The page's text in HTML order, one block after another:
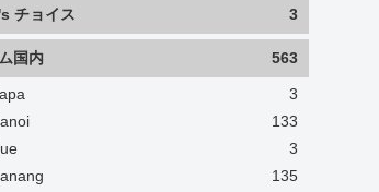
チョイス 3
国内 563
3
133
3
135